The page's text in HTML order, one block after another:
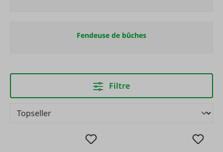
Fendeuse de bûches
Filtre